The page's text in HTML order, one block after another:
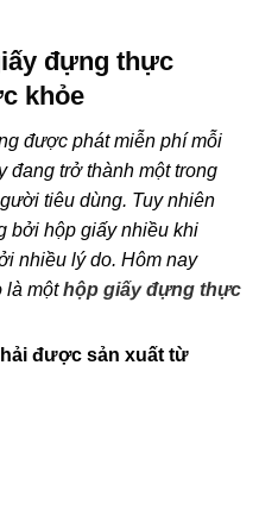
đựng thực
khỏe
được phát miễn phí mỗi
đang trở thành một trong
tiêu dùng. Tuy nhiên
bởi hộp giấy nhiều khi
nhiều lý do. Hôm nay
là mộthộp giấy đựng thực
được sản xuất từ